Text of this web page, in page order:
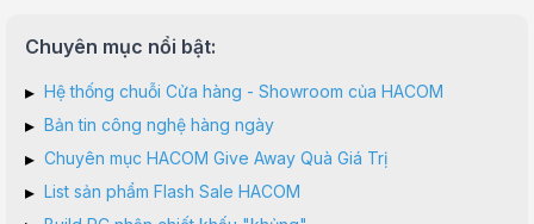
Chuyên mục nổi bật:
▸ Hệ thống chuỗi Cửa hàng - Showroom của HACOM
▸ Bản tin công nghệ hàng ngày
▸ Chuyên mục HACOM Give Away Quà Giá Trị
▸ List sản phẩm Flash Sale HACOM